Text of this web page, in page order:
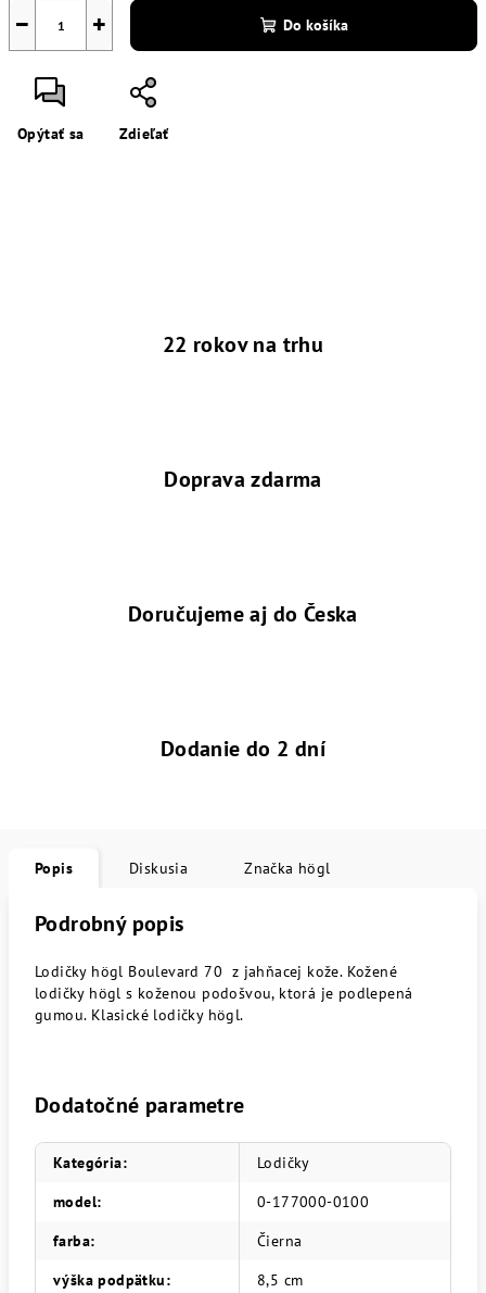
+
− Do košíka
Opýtať sa Zdieľať
22 rokov na trhu
Doprava zdarma
Doručujeme aj do Česka
Dodanie do 2 dní
Popis Diskusia Značka högl
Podrobný popis
Lodičky högl Boulevard 70 z jahňacej kože. Kožené
lodičky högl s koženou podošvou, ktorá je podlepená
gumou. Klasické lodičky högl.
Dodatočné parametre
Kategória:
Lodičky
model:
0-177000-0100
farba:
Čierna
výška podpätku:
8,5 cm